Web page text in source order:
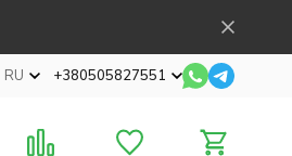
RU +380505827551